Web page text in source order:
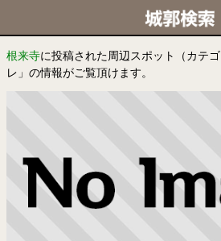
根来寺に投稿された周辺スポット（カテ
レ」の情報がご覧頂けます。